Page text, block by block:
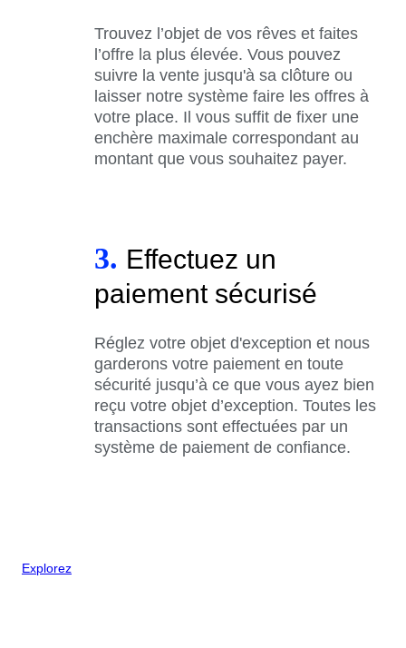
Trouvez l’objet de vos rêves et faites
l’offre la plus élevée. Vous pouvez
suivre la vente jusqu'à sa clôture ou
laisser notre système faire les offres à
votre place. Il vous suffit de fixer une
enchère maximale correspondant au
montant que vous souhaitez payer.
3. Effectuez un
paiement sécurisé
Réglez votre objet d'exception et nous
garderons votre paiement en toute
sécurité jusqu’à ce que vous ayez bien
reçu votre objet d’exception. Toutes les
transactions sont effectuées par un
système de paiement de confiance.
Explorez